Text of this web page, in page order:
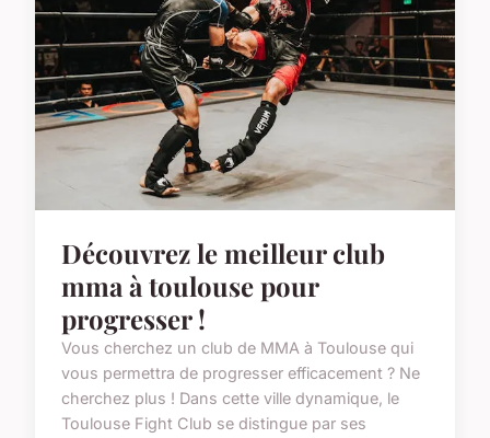
Découvrez le meilleur club
mma à toulouse pour
progresser !
Vous cherchez un club de MMA à Toulouse qui
vous permettra de progresser efficacement ? Ne
cherchez plus ! Dans cette ville dynamique, le
Toulouse Fight Club se distingue par ses